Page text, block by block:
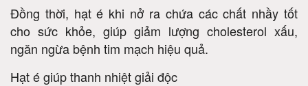
Đồng thời, hạt é khi nở ra chứa các chất nhầy tốt
cho sức khỏe, giúp giảm lượng cholesterol xấu,
ngăn ngừa bệnh tim mạch hiệu quả.
Hạt é giúp thanh nhiệt giải độc